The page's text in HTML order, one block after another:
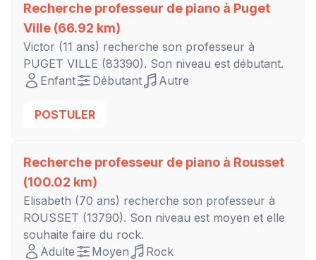
Recherche professeur de piano à Puget
Ville (66.92 km)
Victor (11 ans) recherche son professeur à
PUGET VILLE (83390). Son niveau est débutant.
Enfant
Débutant Autre
POSTULER
Recherche professeur de piano à Rousset
(100.02 km)
Elisabeth (70 ans) recherche son professeur à
ROUSSET (13790). Son niveau est moyen et elle
souhaite faire du rock.
Adulte
Moyen Rock